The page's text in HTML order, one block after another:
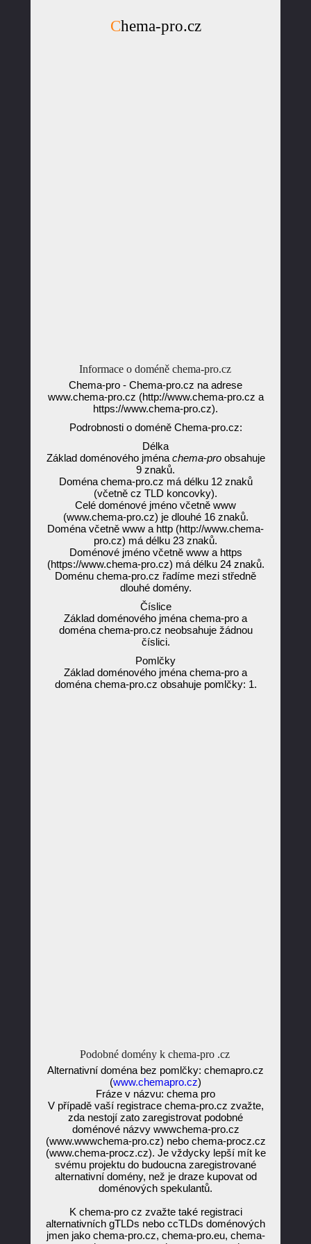
Chema-pro.cz
Informace o doméně chema-pro.cz
Chema-pro - Chema-pro.cz na adrese
www.chema-pro.cz (http://www.chema-pro.cz a
https://www.chema-pro.cz).
Podrobnosti o doméně Chema-pro.cz:
Délka
Základ doménového jména chema-proobsahuje
9 znaků.
Doména chema-pro.cz má délku 12 znaků
(včetně cz TLD koncovky).
Celé doménové jméno včetně www
(www.chema-pro.cz) je dlouhé 16 znaků.
Doména včetně www a http (http://www.chema-
pro.cz) má délku 23 znaků.
Doménové jméno včetně www a https
(https://www.chema-pro.cz) má délku 24 znaků.
Doménu chema-pro.cz řadíme mezi středně
dlouhé domény.
Číslice
Základ doménového jména chema-pro a
doména chema-pro.cz neobsahuje žádnou
číslici.
Pomlčky
Základ doménového jména chema-pro a
doména chema-pro.cz obsahuje pomlčky: 1.
Podobné domény k chema-pro .cz
Alternativní doména bez pomlčky: chemapro.cz
(www.chemapro.cz)
Fráze v názvu: chema pro
V případě vaší registrace chema-pro.cz zvažte,
zda nestojí zato zaregistrovat podobné
doménové názvy wwwchema-pro.cz
(www.wwwchema-pro.cz) nebo chema-procz.cz
(www.chema-procz.cz). Je vždycky lepší mít ke
svému projektu do budoucna zaregistrované
alternativní domény, než je draze kupovat od
doménových spekulantů.
K chema-pro cz zvažte také registraci
alternativních gTLDs nebo ccTLDs doménových
jmen jako chema-pro.cz, chema-pro.eu, chema-